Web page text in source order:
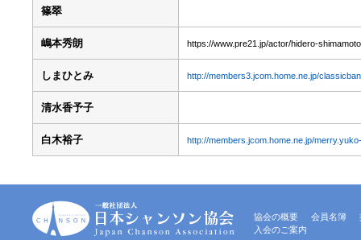
篠翠
嶋本秀朗 https://www.pre21.jp/actor/hidero-shimamoto
しまひとみ http://members3.jcom.home.ne.jp/
清水香予子
白木裕子 http://members.jcom.home.ne.jp/
一
般
社
協会の概要 会員名簿
入会のご案内